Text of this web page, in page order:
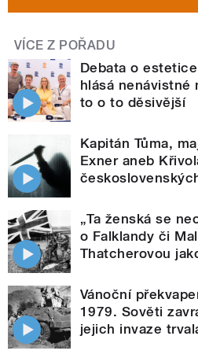
VÍCE Z POŘADU
Debata o
hlásá nenávistné
to o to děsivější
Kapitán Tůma,
Exner aneb
„Ta ženská se
o Falklandy či
Thatcherovou
Vánoční
1979. Sověti
jejich invaze